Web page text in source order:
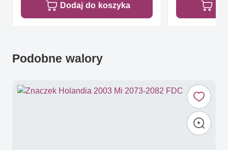
Dodaj do koszyka
Podobne walory